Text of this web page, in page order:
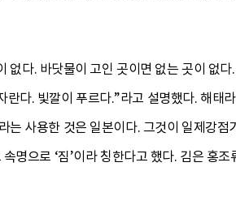
없다. 바닷물이 고인 곳이면 없는 곳이 없다.
다. 빛깔이 푸르다.”라고 설명했다. 해태라
는 사용한 것은 일본이다. 그것이 일제강점
명으로 ‘짐’이라 칭한다고 했다. 김은 홍조